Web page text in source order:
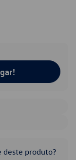
deste produto?